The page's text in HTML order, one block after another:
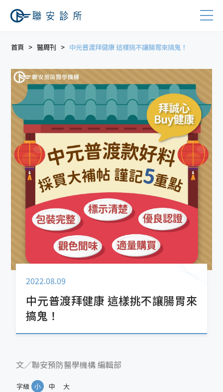
首頁 醫周刊 中元普渡拜健康 這樣挑不讓腸胃來搞鬼！
2022.08.09
中元普渡拜健康 這樣挑不讓腸胃來
搞鬼！
文／聯安預防醫學機構 編輯部
字級 小 中 大